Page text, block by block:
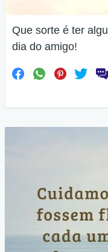
Que sorte é ter
dia do amigo!